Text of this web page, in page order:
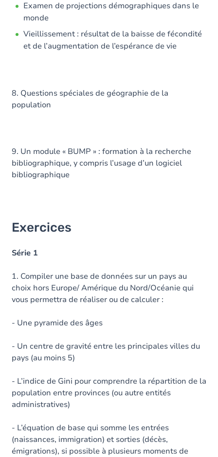
Examen de projections démographiques dans le
monde
Vieillissement : résultat de la baisse de fécondité
et de l’augmentation de l’espérance de vie
8. Questions spéciales de géographie de la
population
9. Un module « BUMP » : formation à la recherche
bibliographique, y compris l’usage d’un logiciel
bibliographique
Exercices
Série 1
1. Compiler une base de données sur un pays au
choix hors Europe/ Amérique du Nord/Océanie qui
vous permettra de réaliser ou de calculer :
- Une pyramide des âges
- Un centre de gravité entre les principales villes du
pays (au moins 5)
- L’indice de Gini pour comprendre la répartition de la
population entre provinces (ou autre entités
administratives)
- L’équation de base qui somme les entrées
(naissances, immigration) et sorties (décès,
émigrations), si possible à plusieurs moments de